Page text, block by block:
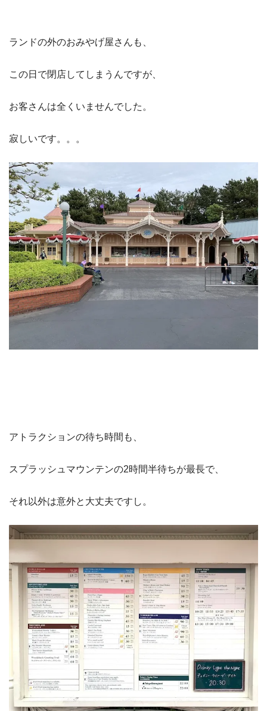
ランドの外のおみやげ屋さんも、
この日で閉店してしまうんですが、
お客さんは全くいませんでした。
寂しいです。。。
アトラクションの待ち時間も、
スプラッシュマウンテンの2時間半待ちが最長で、
それ以外は意外と大丈夫ですし。